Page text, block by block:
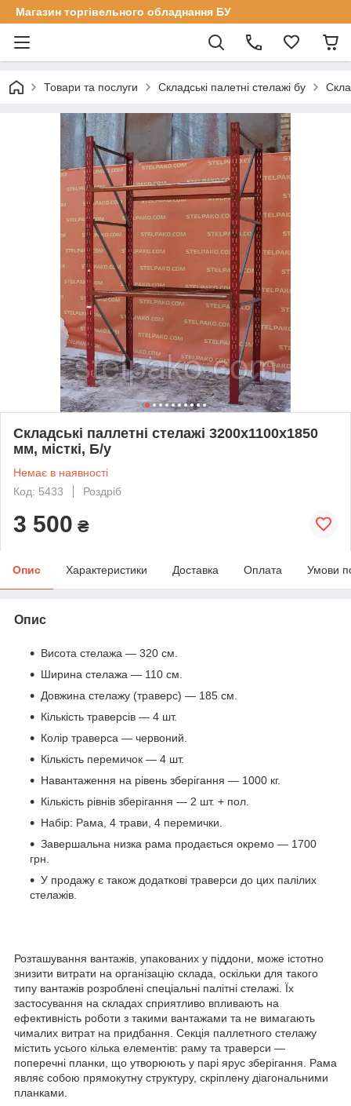
Магазин торгівельного обладнання БУ
Товари та послуги Складські палетні стелажі бу
Складські паллетні стелажі 3200х1100х1850
мм, місткі, Б/у
Немає в наявності
Код: 5433
Роздріб
3 500 ₴
Опис Характеристики Доставка Оплата Умови
Опис
Висота стелажа — 320 см.
Ширина стелажа — 110 см.
Довжина стелажу (траверс) — 185 см.
Кількість траверсів — 4 шт.
Колір траверса — червоний.
Кількість перемичок — 4 шт.
Навантаження на рівень зберігання — 1000 кг.
Кількість рівнів зберігання — 2 шт. + пол.
Набір: Рама, 4 трави, 4 перемички.
Завершальна низка рама продається окремо — 1700
грн.
У продажу є також додаткові траверси до цих палілих
стелажів.
Розташування вантажів, упакованих у піддони, може істотно
знизити витрати на організацію склада, оскільки для такого
типу вантажів розроблені спеціальні палітні стелажі. Їх
застосування на складах сприятливо впливають на
ефективність роботи з такими вантажами та не вимагають
чималих витрат на придбання. Секція паллетного стелажу
містить усього кілька елементів: раму та траверси —
поперечні планки, що утворюють у парі ярус зберігання. Рама
являє собою прямокутну структуру, скріплену діагональними
планками.